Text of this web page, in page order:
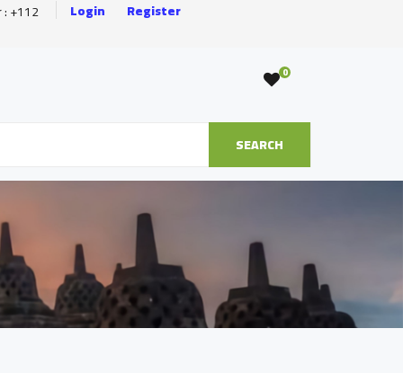
: +112 Login Register
0
SEARCH